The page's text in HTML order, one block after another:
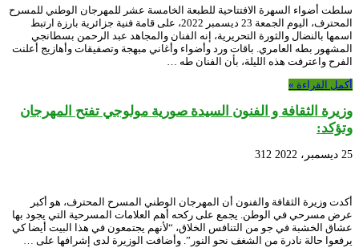
سلطت أضواء السهرة الافتتاحية للطبعة الخامسة عشر للمهرجان الوطني للمسرح
المحترف، اليوم الجمعة 23 ديسمبر 2022، على قامة فنية جزائرية بارزة ارتبط
اسمها بالنضال والثورة التحريرية، إنه الفنان والمجاهد عبد الرحمن بسطانجي
المشهور بطه العامري. باقات ورد وأضواء وأغاني مبهجة وتصفيقات وأهازيج أعلنت
الفرح واعترفت هذه الليلة، بأن الفنان طه …
أكمل القراءة »
وزيرة الثقافة و الفنون السيدة صورية مولوجي تفتح المهرجان
وتؤكد:
25 ديسمبر، 2022 312
أكدت وزيرة الثقافة والفنون أن المهرجان الوطني المسرح المحترف، هو أكبر
عرض مسرحي في الوطن. يجمع على ركحه أهم العلامات المسرحية التي يجود بها
عشاق الخشبة في جو من التنافس الخلاق، “لأنهم يجتمعون في هذا البيت أيضا كي
يرفعوا حالة نادرة من الشغف نحو النور”. وأضافت الوزيرة لدى إشرافها على …